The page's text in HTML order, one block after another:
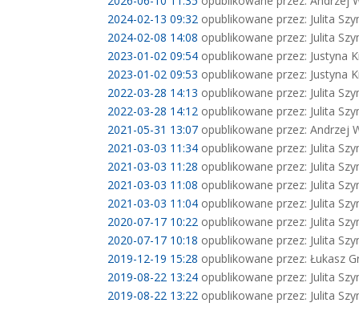
2024-02-13 09:32 opublikowane przez: Julita
2024-02-08 14:08 opublikowane przez: Julita
2023-01-02 09:54 opublikowane przez: Justyna
2023-01-02 09:53 opublikowane przez: Justyna
2022-03-28 14:13 opublikowane przez: Julita
2022-03-28 14:12 opublikowane przez: Julita
2021-05-31 13:07 opublikowane przez: Andrzej
2021-03-03 11:34 opublikowane przez: Julita
2021-03-03 11:28 opublikowane przez: Julita
2021-03-03 11:08 opublikowane przez: Julita
2021-03-03 11:04 opublikowane przez: Julita
2020-07-17 10:22 opublikowane przez: Julita
2020-07-17 10:18 opublikowane przez: Julita
2019-12-19 15:28 opublikowane przez: Łukasz
2019-08-22 13:24 opublikowane przez: Julita
2019-08-22 13:22 opublikowane przez: Julita